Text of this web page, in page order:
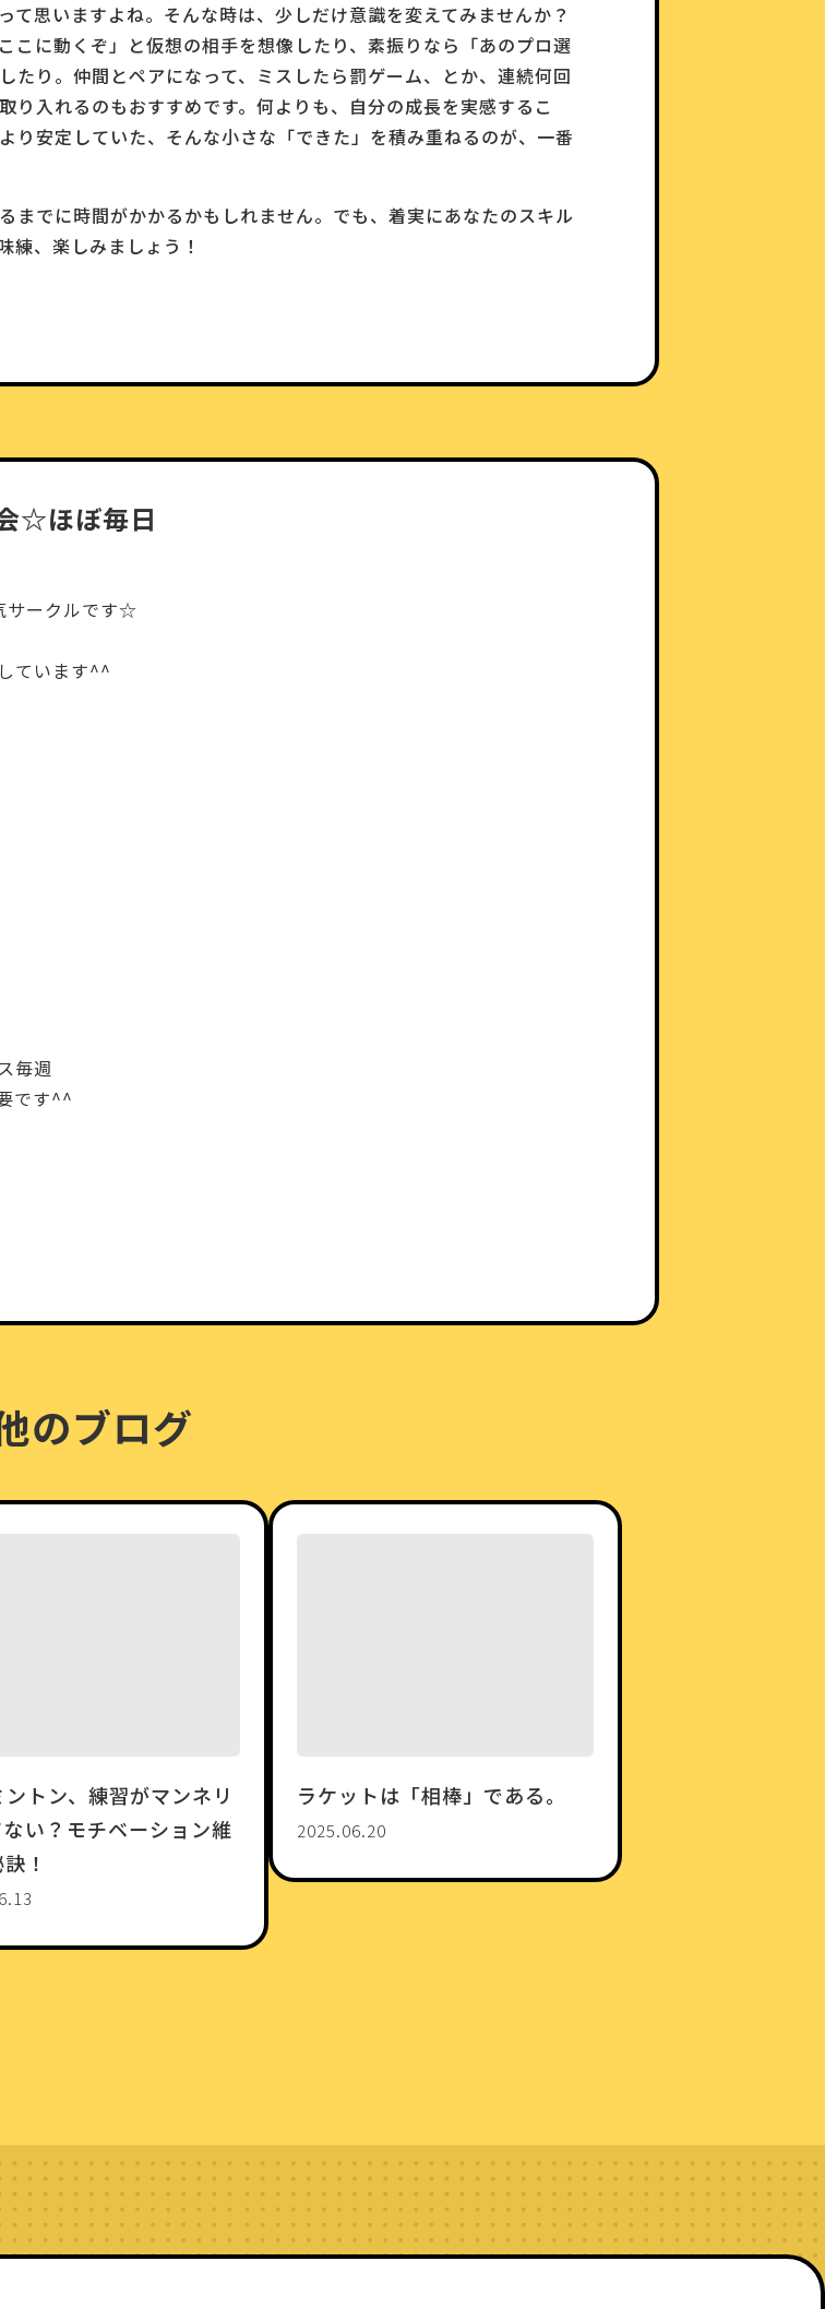
て思いますよね。そんな時は、少しだけ意識を変えてみませんか？
こに動くぞ」と仮想の相手を想像したり、素振りなら「あのプロ選
たり。仲間とペアになって、ミスしたら罰ゲーム、とか、連続何回
り入れるのもおすすめです。何よりも、自分の成長を実感するこ
り安定していた、そんな小さな「できた」を積み重ねるのが、一番
までに時間がかかるかもしれません。でも、着実にあなたのスキル
練、楽しみましょう！
☆ほぼ毎日
サークルです☆
ています^^
毎週
です^^
のブログ
トン、練習がマンネリ
い？モチベーション維
！
ラケットは「相棒」である。
2025.06.20